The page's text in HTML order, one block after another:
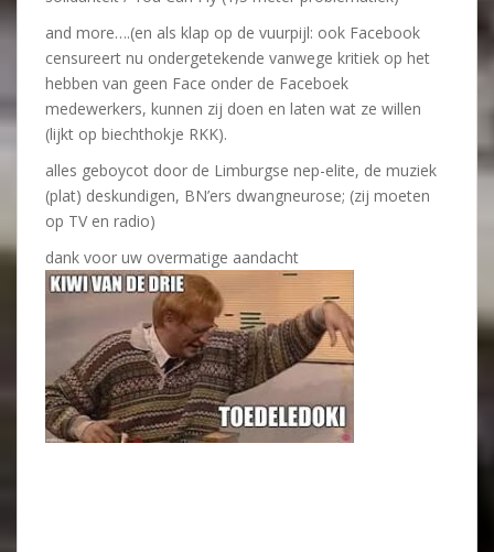
and more….(en als klap op de vuurpijl: ook Facebook
censureert nu ondergetekende vanwege kritiek op het
hebben van geen Face onder de Faceboek
medewerkers, kunnen zij doen en laten wat ze willen
(lijkt op biechthokje RKK).
alles geboycot door de Limburgse nep-elite, de muziek
(plat) deskundigen, BN’ers dwangneurose; (zij moeten
op TV en radio)
dank voor uw overmatige aandacht